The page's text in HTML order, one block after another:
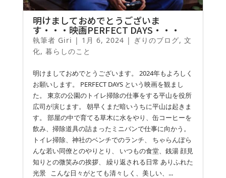
明けましておめでとうございま
す・・・映画PERFECT DAYS・・・
執筆者 Giri | 1月 6, 2024 | ぎりのブログ, 文
化, 暮らしのこと
明けましておめでとうございます。 2024年もよろしく
お願いします。 PERFECT DAYS という映画を観まし
た。 東京の公園のトイレ掃除の仕事をする平山を役所
広司が演じます。 朝早くまだ暗いうちに平山は起きま
す。 部屋の中で育てる草木に水をやり、缶コーヒーを
飲み、掃除道具の詰まったミニバンで仕事に向かう。
トイレ掃除、神社のベンチでのランチ、 ちゃらんぽら
んな若い同僚とのやりとり、 いつもの食堂、銭湯 顔見
知りとの微笑みの挨拶、 繰り返される日常 ありふれた
光景 こんな日々がとても清々しく、美しい、...